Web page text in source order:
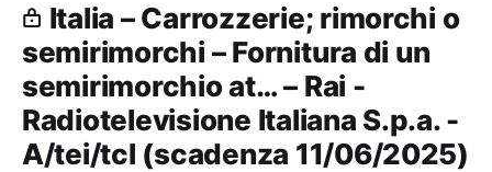
Italia – Carrozzerie; rimorchi o
semirimorchi – Fornitura di un
semirimorchio at… – Rai -
Radiotelevisione Italiana S.p.a. -
A/tei/tcl (scadenza 11/06/2025)